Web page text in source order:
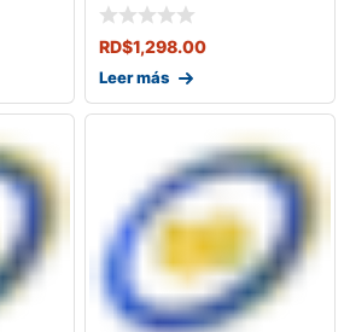
RD$1,298.00
Leer más